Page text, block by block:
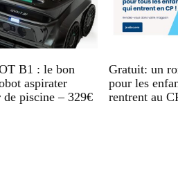
B1 : le bon
aspirater
de piscine – 329€
Gratuit: un
pour les
rentrent au